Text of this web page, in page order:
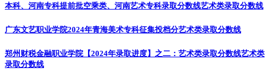
本科、河南专科提前批空乘类、河南艺术专科录取分数线艺术类录取分数线
广东文艺职业学院2024年青海美术专科征集投档分艺术类录取分数线
郑州财税金融职业学院【2024年录取进度】之二：艺术类录取分数线艺术类
录取分数线